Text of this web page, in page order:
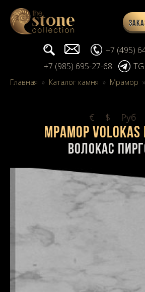
Поиск... info@stone-
+7 (495)
+7 (985) 695-27-68
TG
Главная » Каталог камня » Мрамор »
€ $ Pуб
Мрамор VOLOKAS
Волокас